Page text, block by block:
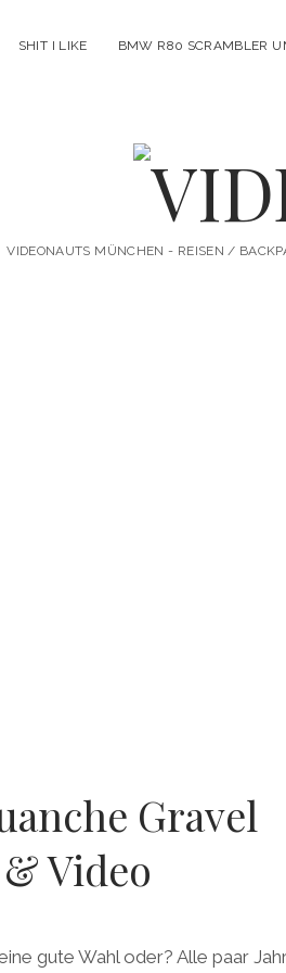
SHIT I LIKE BMW R80 SCRAMBLER
VIDEONAUTS MÜNCHEN - REISEN /
Gravel
Video
gute Wahl oder? Alle paar